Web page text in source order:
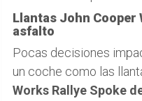
Llantas John Cooper
asfalto
Pocas decisiones
un coche como las
Works Rallye Spoke